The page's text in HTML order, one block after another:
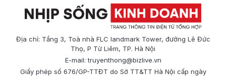
Địa chỉ: Tầng 3, Toà nhà FLC landmark Tower, đường Lê Đức
Thọ, P Từ Liêm, TP. Hà Nội
E-mail:truyenthong@bizlive.vn
Giấy phép số 676/GP-TTĐT do Sở TT&TT Hà Nội cấp ngày